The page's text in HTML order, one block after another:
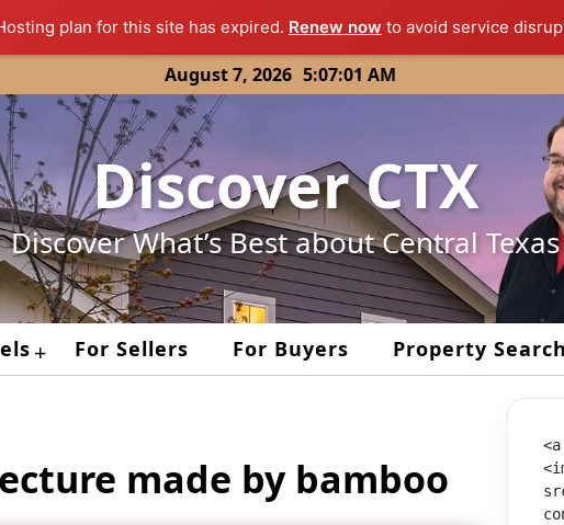
plan for this site has expired. Renew now to avoid service
August 7, 2026 5:07:02 AM
Discover CTX
Discover What’s Best about Central Texas
+ For Sellers For Buyers Property Search
made by bamboo